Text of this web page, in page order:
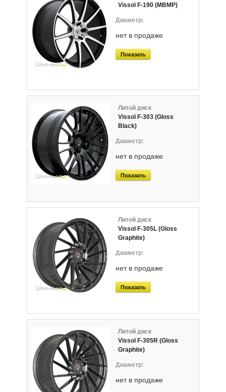
Vissol F-190 (MBMP)
нет в продаже
Показать
Литой диск
Vissol F-303 (Gloss
Black)
нет в продаже
Показать
Литой диск
Vissol F-305L (Gloss
Graphite)
нет в продаже
Показать
Литой диск
Vissol F-305R (Gloss
Graphite)
нет в продаже